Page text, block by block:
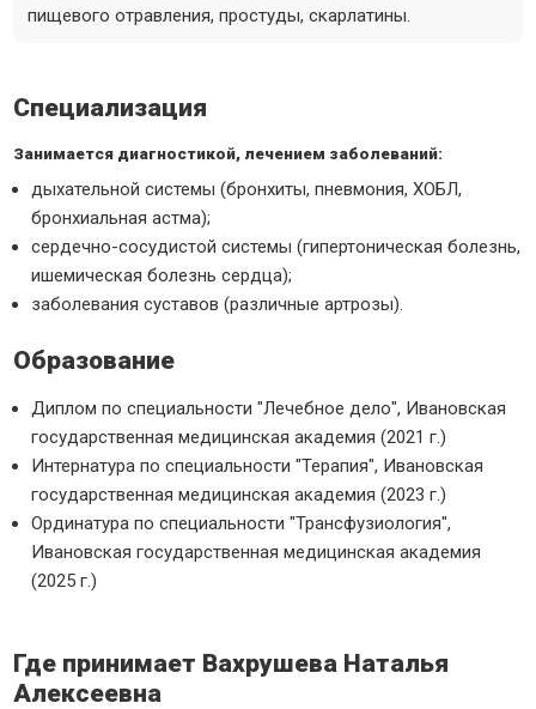
пищевого отравления, простуды, скарлатины.
Специализация
Занимается диагностикой, лечением заболеваний:
дыхательной системы (бронхиты, пневмония, ХОБЛ,
бронхиальная астма);
сердечно-сосудистой системы (гипертоническая болезнь,
ишемическая болезнь сердца);
заболевания суставов (различные артрозы).
Образование
Диплом по специальности "Лечебное дело", Ивановская
государственная медицинская академия (2021 г.)
Интернатура по специальности "Терапия", Ивановская
государственная медицинская академия (2023 г.)
Ординатура по специальности "Трансфузиология",
Ивановская государственная медицинская академия
(2025 г.)
Где принимает Вахрушева Наталья
Алексеевна